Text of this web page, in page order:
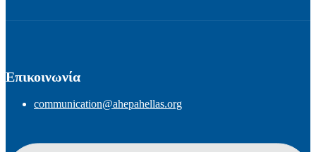
Επικοινωνία
communication@ahepahellas.org